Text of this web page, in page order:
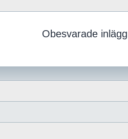
Obesvarade inlägg